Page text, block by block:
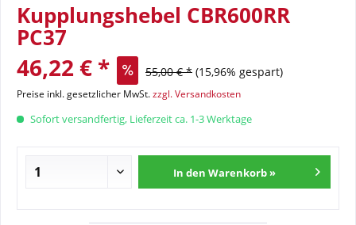
Kupplungshebel CBR600RR
PC37
46,22 € * 55,00 € * (15,96% gespart)
Preise inkl. gesetzlicher MwSt.zzgl. Versandkosten
Sofort versandfertig, Lieferzeit ca. 1-3 Werktage
In den Warenkorb »